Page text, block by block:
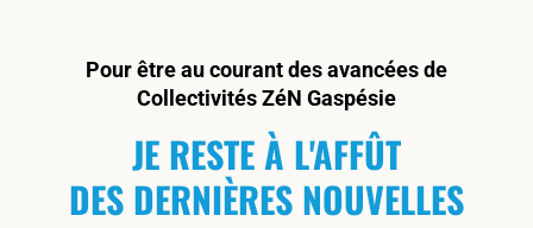
Pour être au courant des avancées de
Collectivités ZéN Gaspésie
JE RESTE À L'AFFÛT
DES DERNIÈRES NOUVELLES